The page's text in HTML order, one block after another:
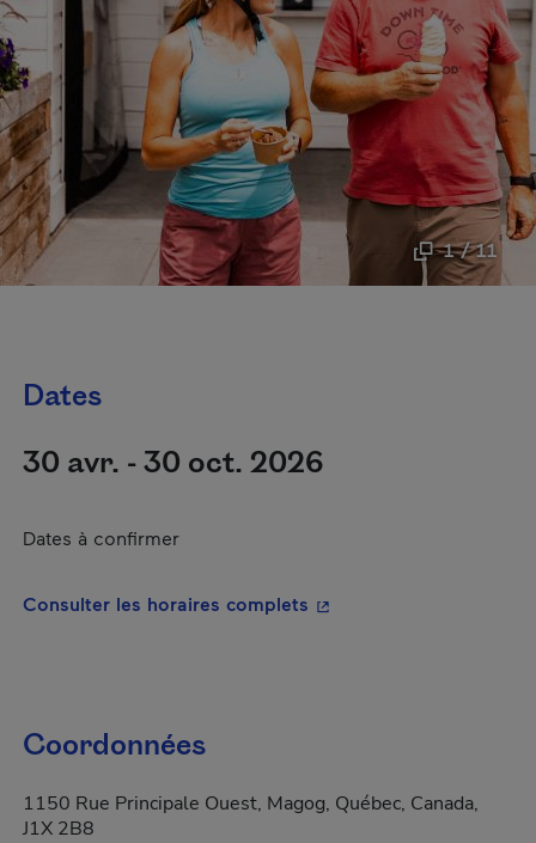
1 / 11
Dates
30 avr. - 30 oct. 2026
Dates à confirmer
Consulter les horaires complets - Cet hyperlien
Coordonnées
1150 Rue Principale Ouest, Magog, Québec, Canada,
J1X 2B8